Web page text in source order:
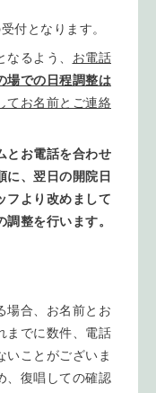
付となります。
るよう、 お電話
場での日程調整は
てお名前とご連絡
とお電話を合わせ
に、翌日の開院日
フより改めまして
整を行います。
場合、お名前とお
までに数件、電話
いことがございま
、復唱しての確認